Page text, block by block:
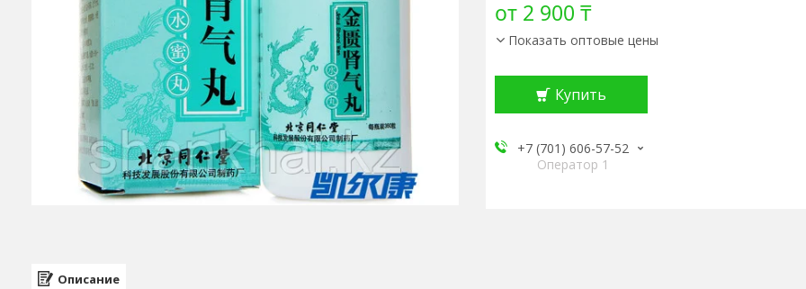
от 2 900 ₸
Показать оптовые цены
Купить
+7 (701) 606-57-52
Оператор 1
Описание